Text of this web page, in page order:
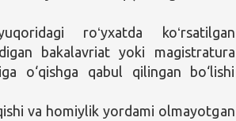
roʻyxatda koʻrsatilgan
bakalavriat yoki magistratura
o‘qishga qabul qilingan bo‘lishi
va homiylik yordami olmayotgan